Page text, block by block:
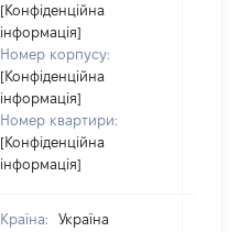
[Конфіденційна
інформація]
Номер корпусу:
[Конфіденційна
інформація]
Номер квартири:
[Конфіденційна
інформація]
Країна:
Україна